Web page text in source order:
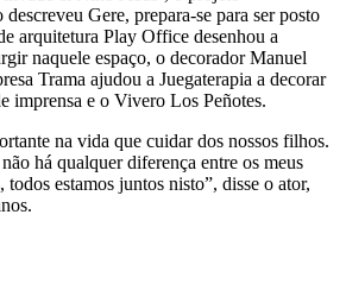
Gere, prepara-se para ser posto
arquitetura Play Office desenhou a
naquele espaço, o decorador Manuel
Trama ajudou a Juegaterapia a decorar
imprensa e o Vivero Los Peñotes.
na vida que cuidar dos nossos filhos.
há qualquer diferença entre os meus
estamos juntos nisto”, disse o ator,